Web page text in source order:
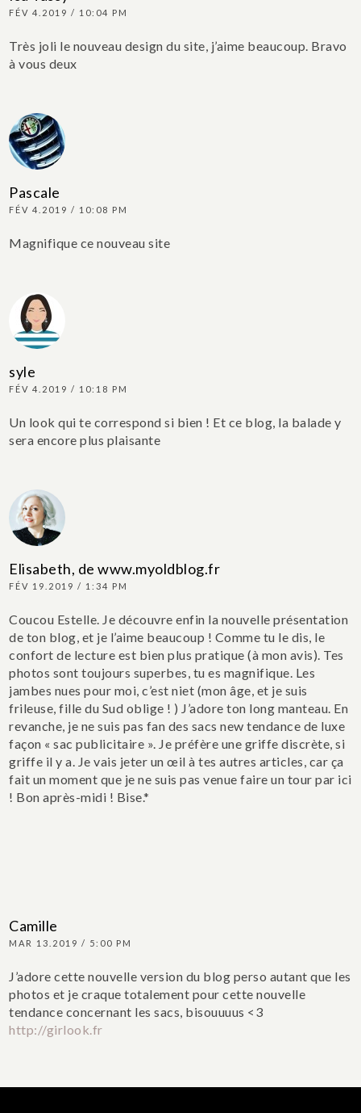
FÉV 4.2019 / 10:04 PM
Très joli le nouveau design du site, j’aime beaucoup. Bravo
à vous deux
Pascale
FÉV 4.2019 / 10:08 PM
Magnifique ce nouveau site
syle
FÉV 4.2019 / 10:18 PM
Un look qui te correspond si bien ! Et ce blog, la balade y
sera encore plus plaisante
Elisabeth, de www.myoldblog.fr
FÉV 19.2019 / 1:34 PM
Coucou Estelle. Je découvre enfin la nouvelle présentation
de ton blog, et je l’aime beaucoup ! Comme tu le dis, le
confort de lecture est bien plus pratique (à mon avis). Tes
photos sont toujours superbes, tu es magnifique. Les
jambes nues pour moi, c’est niet (mon âge, et je suis
frileuse, fille du Sud oblige ! ) J’adore ton long manteau. En
revanche, je ne suis pas fan des sacs new tendance de luxe
façon « sac publicitaire ». Je préfère une griffe discrète, si
griffe il y a. Je vais jeter un œil à tes autres articles, car ça
fait un moment que je ne suis pas venue faire un tour par ici
! Bon après-midi ! Bise.*
Camille
MAR 13.2019 / 5:00 PM
J’adore cette nouvelle version du blog perso autant que les
photos et je craque totalement pour cette nouvelle
tendance concernant les sacs, bisouuuus <3
http://girlook.fr